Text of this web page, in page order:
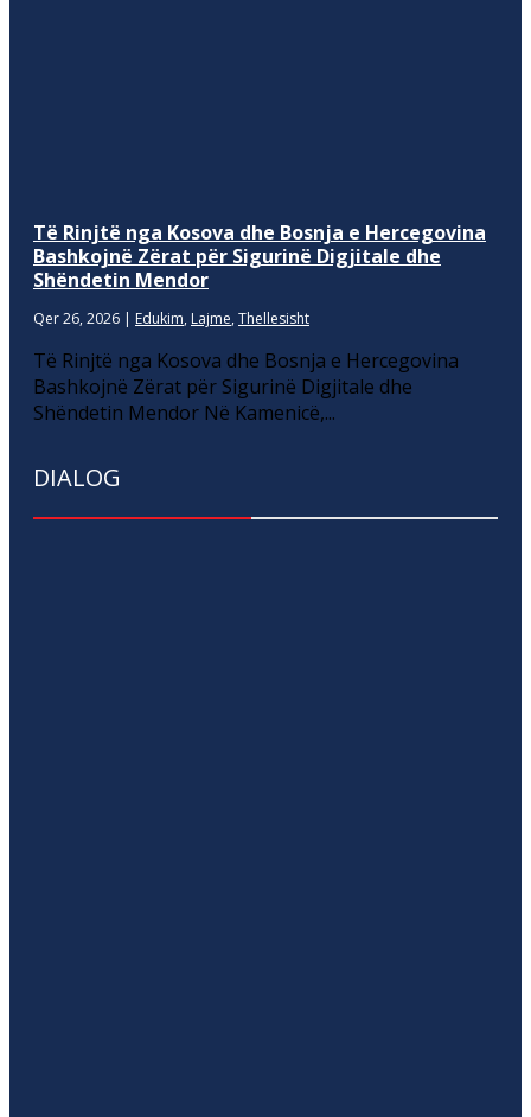
Të Rinjtë nga Kosova dhe Bosnja e Hercegovina
Bashkojnë Zërat për Sigurinë Digjitale dhe
Shëndetin Mendor
Qer 26, 2026 | Edukim, Lajme, Thellesisht
Të Rinjtë nga Kosova dhe Bosnja e Hercegovina
Bashkojnë Zërat për Sigurinë Digjitale dhe
Shëndetin Mendor Në Kamenicë,...
DIALOG